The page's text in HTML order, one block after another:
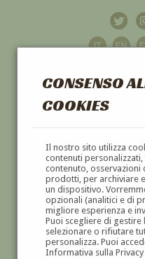
CONSENSO
COOKIES
Il nostro sito utilizza
contenuti personalizzati,
contenuto,
prodotti, per archiviare
un dispositivo.
opzionali (analitici e di
migliore esperienza e
Puoi scegliere di gestire
selezionare o rifiutare
personalizza. Puoi
Informativa sulla
DIPINTI E